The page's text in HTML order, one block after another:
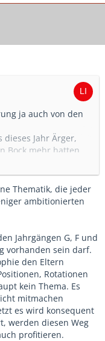
ja auch von den
Jahr Ärger,
Bock mehr hatten,
die Forderung durch
gelöst hatten.
Leistungsgefälle
der guten
Und bei den
ab, dass einige
(Trainings- und
Ende Spieler auf
Thematik, die jeder
ambitionierten
Jahrgängen G, F und
vorhanden sein darf.
den Eltern
Rotationen
kein Thema. Es
mitmachen
es wird konsequent
werden diesen Weg
profitieren.